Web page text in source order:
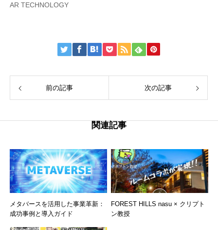
AR TECHNOLOGY
前の記事 次の記事
関連記事
メタバースを活用した事業革新：
成功事例と導入ガイド
FOREST HILLS nasu × クリプト
ン教授